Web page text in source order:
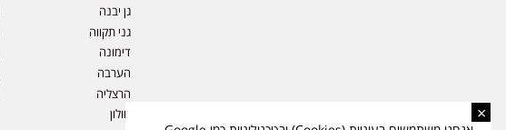
גן יבנה
גני תקווה
דימונה
הערבה
הרצליה
חולון
×